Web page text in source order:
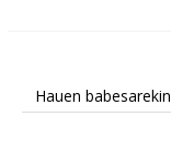
Hauen babesarekin